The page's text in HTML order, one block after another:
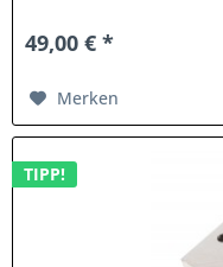
49,00 € *
Merken
TIPP!